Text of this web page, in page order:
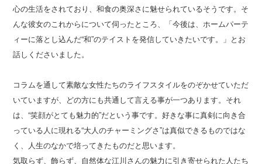
心の生活をされており、和食の奥深さに魅せられているそうです。そ
んな彼女のこれからについて伺ったところ、「今後は、ホームパーテ
ィーに落とし込んだ“和”のテイストを発信していきたいです。」とお
話しくださいました。
コラムを通して素敵な女性たちのライフスタイルをのぞかせていただ
いていますが、どの方にも共通して言える事が一つあります。それ
は、“笑顔がとても魅力的”だという事です。好きな事に真剣に向き合
っている人に現れる“大人のチャーミングさ”は真似できるものではな
く、人生のなかで培ってきたものだと思います。
気取らず、飾らず、自然体な江川さんの魅力に引き寄せられた人たち